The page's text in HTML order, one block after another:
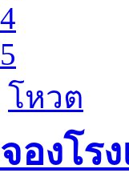
4
5
โหวต
จองโร